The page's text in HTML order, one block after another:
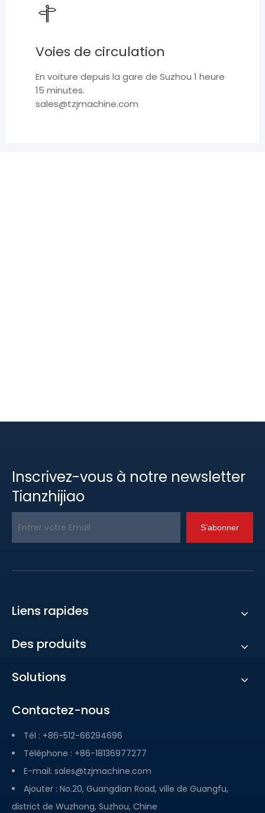
Voies de circulation
En voiture depuis la gare de Suzhou 1 heure
15 minutes.
sales@tzjmachine.com
Inscrivez-vous à notre newsletter
Tianzhijiao
S’abonner
Liens rapides
Des produits
Solutions
Contactez-nous
Tél : +86-512-66294696
Téléphone : +86-18136977277
E-mail: sales@tzjmachine.com
Ajouter : No.20, Guangdian Road, ville de Guangfu,
district de Wuzhong, Suzhou, Chine